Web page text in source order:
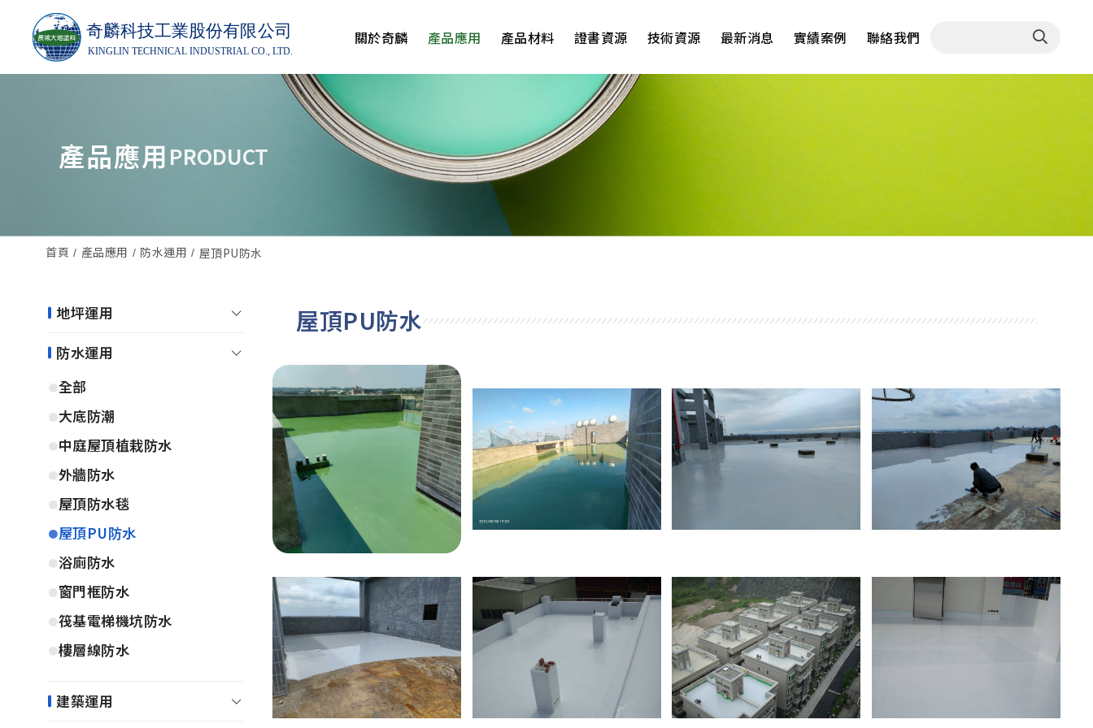
關於奇麟 產品應用 產品材料 證書資源 技術資源 最新消息 實績案例 聯絡我們
產品應用PRODUCT
首頁 產品應用 防水運用 屋頂PU防水
地坪運用
防水運用
全部
大底防潮
中庭屋頂植栽防水
外牆防水
屋頂防水毯
屋頂PU防水
浴廁防水
窗門框防水
筏基電梯機坑防水
樓層線防水
建築運用
屋頂PU防水